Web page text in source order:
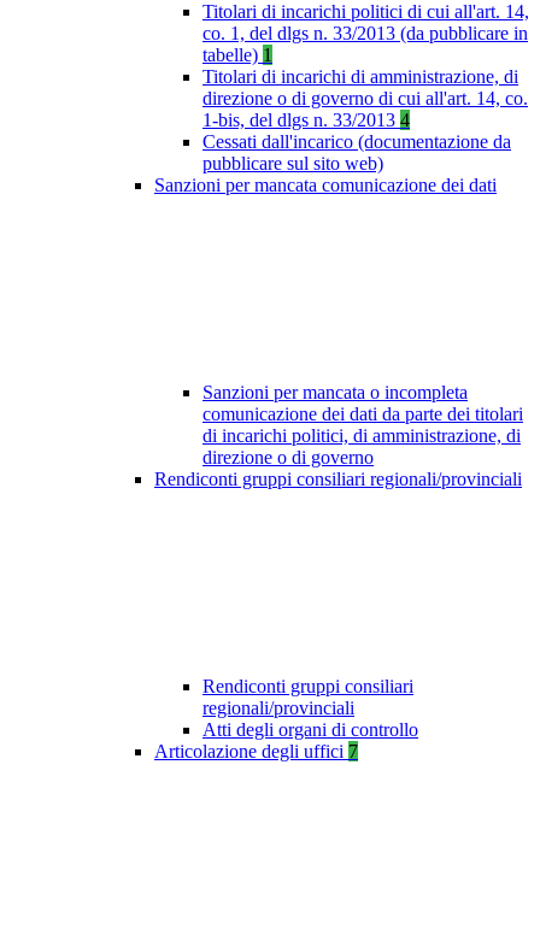
Titolari di incarichi politici di cui all'art. 14,
co. 1, del dlgs n. 33/2013 (da pubblicare in
tabelle) 1
Titolari di incarichi di amministrazione, di
direzione o di governo di cui all'art. 14, co.
1-bis, del dlgs n. 33/2013 4
Cessati dall'incarico (documentazione da
pubblicare sul sito web)
Sanzioni per mancata comunicazione dei dati
Sanzioni per mancata o incompleta
comunicazione dei dati da parte dei titolari
di incarichi politici, di amministrazione, di
direzione o di governo
Rendiconti gruppi consiliari regionali/provinciali
Rendiconti gruppi consiliari
regionali/provinciali
Atti degli organi di controllo
Articolazione degli uffici 7